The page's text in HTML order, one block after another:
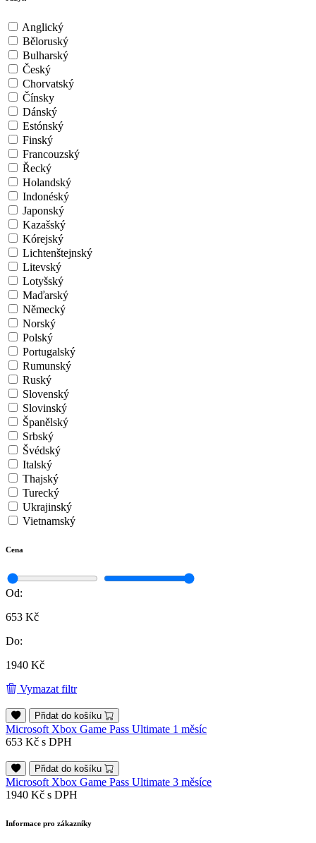
Anglický
Běloruský
Bulharský
Český
Chorvatský
Čínsky
Dánský
Estónský
Finský
Francouzský
Řecký
Holandský
Indonéský
Japonský
Kazašský
Kórejský
Lichtenštejnský
Litevský
Lotyšský
Maďarský
Německý
Norský
Polský
Portugalský
Rumunský
Ruský
Slovenský
Slovinský
Španělský
Srbský
Švédský
Italský
Thajský
Turecký
Ukrajinský
Vietnamský
Cena
Od:
653 Kč
Do:
1940 Kč
Vymazat filtr
Přidat do košíku
Microsoft Xbox Game Pass Ultimate 1 měsíc
653 Kč s DPH
Přidat do košíku
Microsoft Xbox Game Pass Ultimate 3 měsíce
1940 Kč s DPH
Informace pro zákazníky